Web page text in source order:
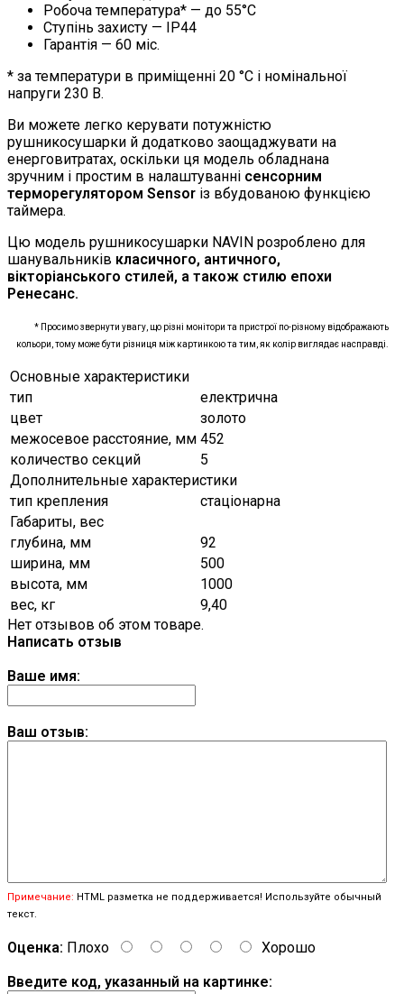
Робоча температура* — до 55°C
Ступінь захисту — IP44
Гарантія — 60 міс.
* за температури в приміщенні 20 °С і номінальної
напруги 230 В.
Ви можете легко керувати потужністю
рушникосушарки й додатково заощаджувати на
енерговитратах, оскільки ця модель обладнана
зручним і простим в налаштуванні сенсорним
терморегулятором Sensor із вбудованою функцією
таймера.
Цю модель рушникосушарки NAVIN розроблено для
шанувальників класичного, античного,
вікторіанського стилей, а також стилю епохи
Ренесанс.
* Просимо звернути увагу, що різні монітори та пристрої по-різному відображають
кольори, тому може бути різниця між картинкою та тим, як колір виглядає насправді.
Основные характеристики
тип
електрична
цвет
золото
межосевое расстояние, мм 452
количество секций
5
Дополнительные характеристики
тип крепления
стаціонарна
Габариты, вес
глубина, мм
92
ширина, мм
500
высота, мм
1000
вес, кг
9,40
Нет отзывов об этом товаре.
Написать отзыв
Ваше имя:
Ваш отзыв:
Примечание: HTML разметка не поддерживается! Используйте обычный
текст.
Оценка: Плохо
Хорошо
Введите код, указанный на картинке: